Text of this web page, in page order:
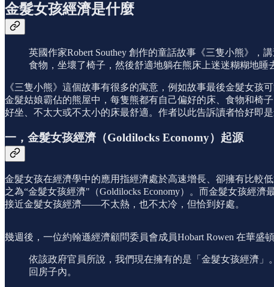
金髮女孩經濟是什麼
英國作家Robert Southey 創作的童話故事《三隻小熊》
食物，坐壞了椅子，然後舒適地躺在熊床上迷迷糊糊地睡
《三隻小熊》這個故事有很多的寓意，例如故事最後金髮女
金髮姑娘霸佔的熊屋中，每隻熊都有自己偏好的床、食物和椅
好坐、不太大或不太小的床最舒適。作者以此告訴讀者恰好即
一，金髮女孩經濟（Goldilocks Economy）起源
金髮女孩在經濟學中的應用指經濟處於高速增長、卻擁有比較
之為“金髮女孩經濟"（Goldilocks Economy）。而金髮女孩經濟
接近金髮女孩經濟——不太熱，也不太冷，但恰到好處。
幾週後，一位約翰遜經濟顧問委員會成員Hobart Rowen 在華盛
依該政府官員所說，我們現在擁有的是「金髮女孩經濟
回房子內。